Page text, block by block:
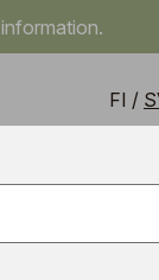
FI /